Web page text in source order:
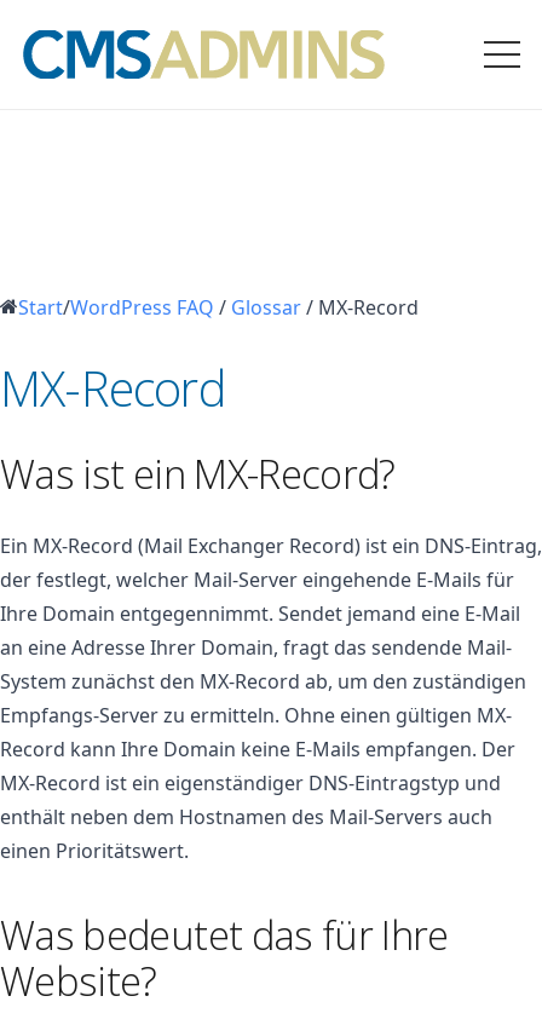
Start/WordPress FAQ / Glossar/ MX-Record
MX-Record
Was ist ein MX-Record?
Ein MX-Record (Mail Exchanger Record) ist ein DNS-Eintrag,
der festlegt, welcher Mail-Server eingehende E-Mails für
Ihre Domain entgegennimmt. Sendet jemand eine E-Mail
an eine Adresse Ihrer Domain, fragt das sendende Mail-
System zunächst den MX-Record ab, um den zuständigen
Empfangs-Server zu ermitteln. Ohne einen gültigen MX-
Record kann Ihre Domain keine E-Mails empfangen. Der
MX-Record ist ein eigenständiger DNS-Eintragstyp und
enthält neben dem Hostnamen des Mail-Servers auch
einen Prioritätswert.
Was bedeutet das für Ihre
Website?